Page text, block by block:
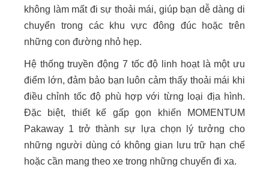
không làm mất đi sự thoải mái, giúp bạn dễ dàng di
chuyển trong các khu vực đông đúc hoặc trên
những con đường nhỏ hẹp.
Hệ thống truyền động 7 tốc độ linh hoạt là một ưu
điểm lớn, đảm bảo bạn luôn cảm thấy thoải mái khi
điều chỉnh tốc độ phù hợp với từng loại địa hình.
Đặc biệt, thiết kế gấp gọn khiến MOMENTUM
Pakaway 1 trở thành sự lựa chọn lý tưởng cho
những người dùng có không gian lưu trữ hạn chế
hoặc cần mang theo xe trong những chuyến đi xa.